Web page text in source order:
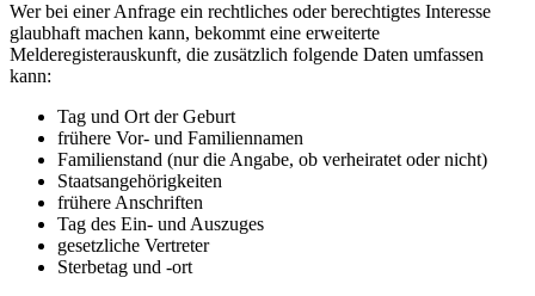
Wer bei einer Anfrage ein rechtliches oder berechtigtes Interesse
glaubhaft machen kann, bekommt eine erweiterte
Melderegisterauskunft, die zusätzlich folgende Daten umfassen
kann:
Tag und Ort der Geburt
frühere Vor- und Familiennamen
Familienstand (nur die Angabe, ob verheiratet oder nicht)
Staatsangehörigkeiten
frühere Anschriften
Tag des Ein- und Auszuges
gesetzliche Vertreter
Sterbetag und -ort